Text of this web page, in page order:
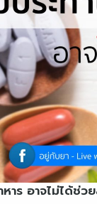
าร อาจไม่ได้ช่ว